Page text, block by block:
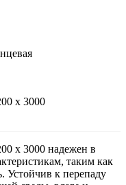
х 3000
х 3000 надежен в
таким как
Устойчив к перепаду